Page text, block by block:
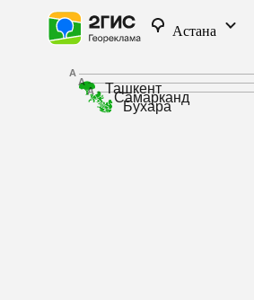
Астана
Ташкент
A
Самарканд
A
Бухара
A
Узбекистан